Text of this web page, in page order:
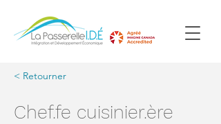
< Retourner
Chef.fe cuisinier.ère